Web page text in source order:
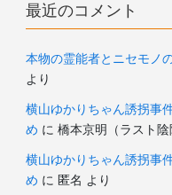
最近のコメント
本物の霊能者とニセモノ
より
横山ゆかりちゃん誘拐事
め に橋本京明（ラスト陰
横山ゆかりちゃん誘拐事
め に 匿名 より